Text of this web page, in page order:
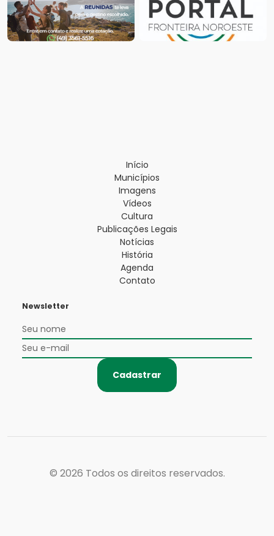
Início
Municípios
Imagens
Vídeos
Cultura
Publicações Legais
Notícias
História
Agenda
Contato
Newsletter
Cadastrar
© 2026 Todos os direitos reservados.